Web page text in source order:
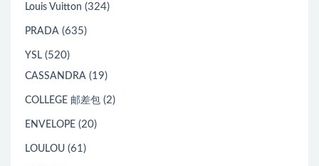
Louis Vuitton (324)
PRADA (635)
YSL (520)
CASSANDRA (19)
COLLEGE 邮差包 (2)
ENVELOPE (20)
LOULOU (61)